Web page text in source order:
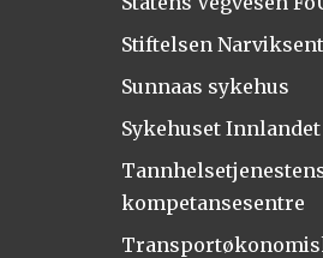
Stiftelsen
Sunnaas sykehus
Sykehuset Innlandet
kompetansesentre